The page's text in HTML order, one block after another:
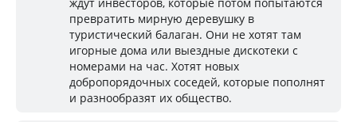
превратить мирную деревушку в
туристический балаган. Они не хотят там
игорные дома или выездные дискотеки с
номерами на час. Хотят новых
добропорядочных соседей, которые пополнят
и разнообразят их общество.